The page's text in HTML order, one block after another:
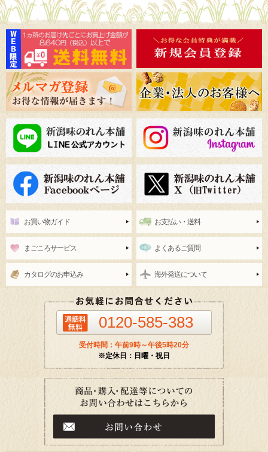
お買い物ガイド お支払い・送料
まごころサービス よくあるご質問
カタログのお申込み 海外発送について
0120-585-383
受付時間：午前9時～午後5時20分
※定休日：日曜・祝日